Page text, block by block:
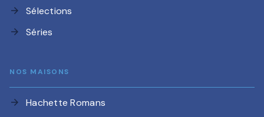
arrow_forward Sélections
arrow_forward Séries
NOS MAISONS
arrow_forward Hachette Romans